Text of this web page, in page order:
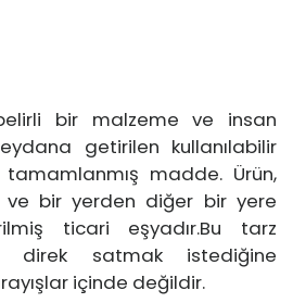
bir malzeme ve insan
getirilen kullanılabilir
madde. Ürün,
ve bir yerden diğer bir yere
ticari eşyadır.Bu tarz
direk satmak istediğine
içinde değildir.